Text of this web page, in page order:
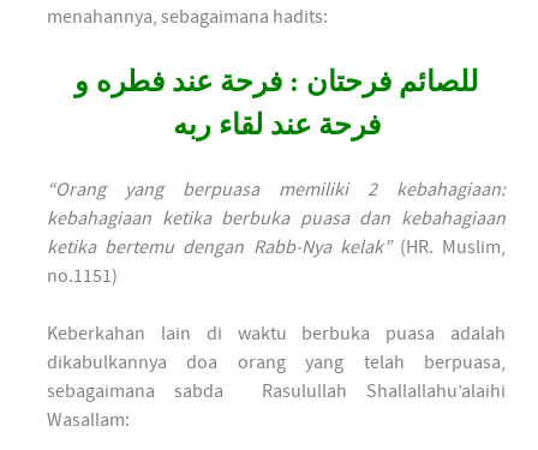
menahannya, sebagaimana hadits:
للصائم فرحتان : فرحة عند فطره و
فرحة عند لقاء ربه
“Orang yang berpuasa memiliki 2 kebahagiaan:
kebahagiaan ketika berbuka puasa dan kebahagiaan
ketika bertemu dengan Rabb-Nya kelak”(HR. Muslim,
no.1151)
Keberkahan lain di waktu berbuka puasa adalah
dikabulkannya doa orang yang telah berpuasa,
sebagaimana sabda Rasulullah Shallallahu’alaihi
Wasallam: